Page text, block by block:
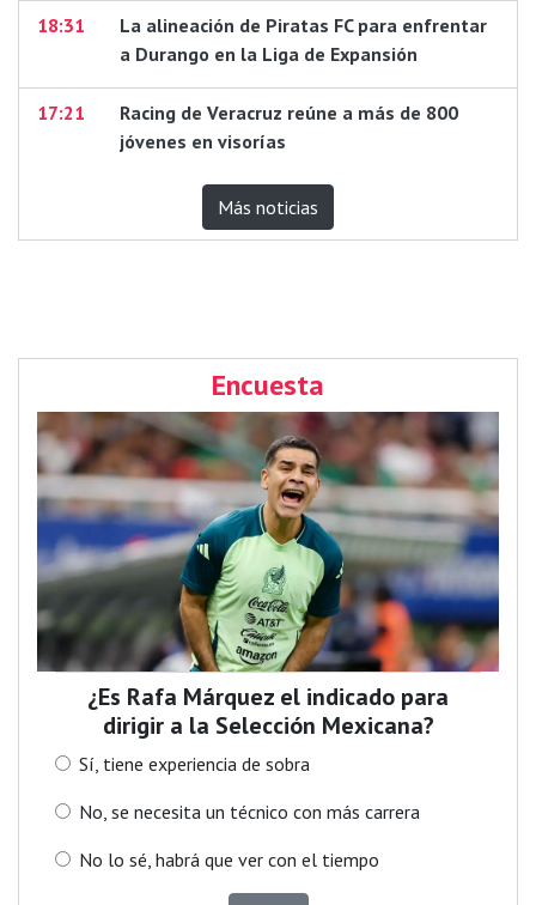
18:31
La alineación de Piratas FC para enfrentar
a Durango en la Liga de Expansión
17:21
Racing de Veracruz reúne a más de 800
jóvenes en visorías
Más noticias
Encuesta
¿Es Rafa Márquez el indicado para
dirigir a la Selección Mexicana?
Sí, tiene experiencia de sobra
No, se necesita un técnico con más carrera
No lo sé, habrá que ver con el tiempo